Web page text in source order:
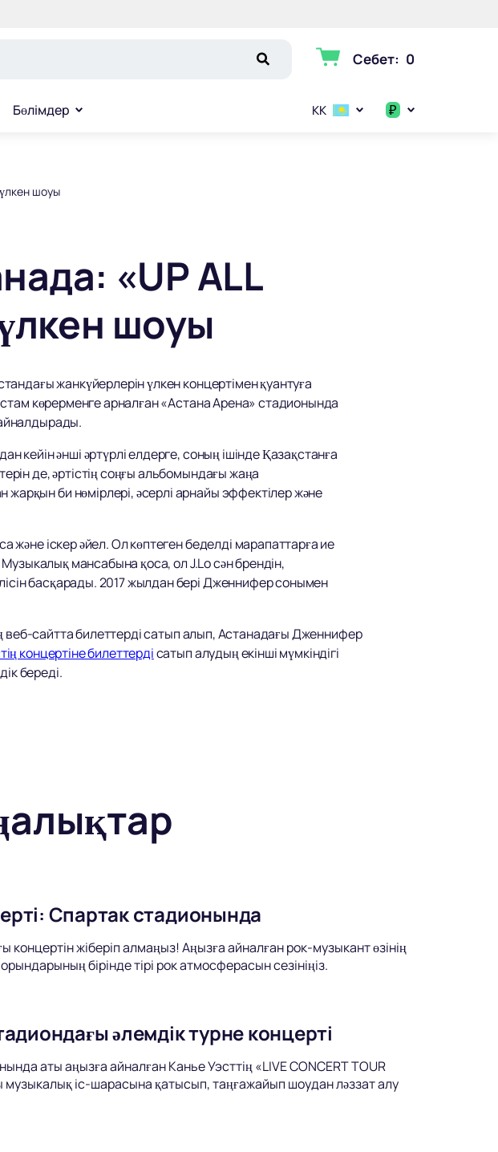
Себет: 0
Бөлімдер KK ₽
шоуы
«UP ALL
шоуы
жанкүйерлерін үлкен концертімен қуантуға
көрерменге арналған «Астана Арена» стадионында
кейін әнші әртүрлі елдерге, соның ішінде Қазақстанға
де, әртістің соңғы альбомындағы жаңа
би нөмірлері, әсерлі арнайы эффектілер және
іскер әйел. Ол көптеген беделді марапаттарға ие
мансабына қоса, ол J.Lo сән брендін,
басқарады. 2017 жылдан бері Дженнифер сонымен
веб-сайтта билеттерді сатып алып, Астанадағы Дженнифер
концертіне билеттердісатып алудың екінші мүмкіндігі
береді.
Спартак стадионында
жіберіп алмаңыз! Аңызға айналған рок-музыкант өзінің
бірінде тірі рок атмосферасын сезініңіз.
әлемдік турне концерті
аты аңызға айналған Канье Уэсттің «LIVE CONCERT TOUR
іс-шарасына қатысып, таңғажайып шоудан ләззат алу